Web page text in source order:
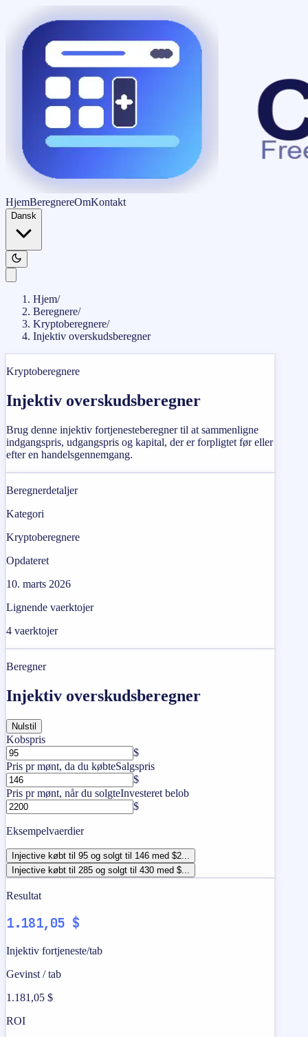
HjemBeregnereOmKontakt
Dansk
Hjem/
Beregnere/
Kryptoberegnere/
Injektiv overskudsberegner
Kryptoberegnere
Injektiv overskudsberegner
Brug denne injektiv fortjenesteberegner til at sammenligne
indgangspris, udgangspris og kapital, der er forpligtet før eller
efter en handelsgennemgang.
Beregnerdetaljer
Kategori
Kryptoberegnere
Opdateret
10. marts 2026
Lignende vaerktojer
4 vaerktojer
Beregner
Injektiv overskudsberegner
Nulstil
Kobspris
$
Pris pr mønt, da du købteSalgspris
$
Pris pr mønt, når du solgteInvesteret belob
$
Eksempelvaerdier
Injective købt til 95 og solgt til 146 med $2...
Injective købt til 285 og solgt til 430 med $...
Resultat
1.181,05 $
Injektiv fortjeneste/tab
Gevinst / tab
1.181,05 $
ROI